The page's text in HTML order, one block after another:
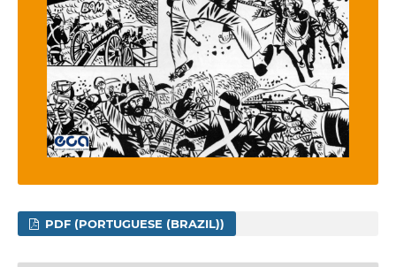
PDF (PORTUGUESE (BRAZIL))